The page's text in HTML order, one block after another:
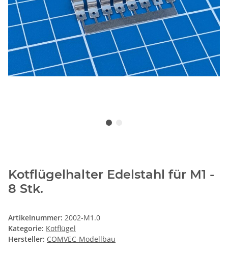
Kotflügelhalter Edelstahl für M1 -
8 Stk.
Artikelnummer: 2002-M1.0
Kategorie: Kotflügel
Hersteller: COMVEC-Modellbau